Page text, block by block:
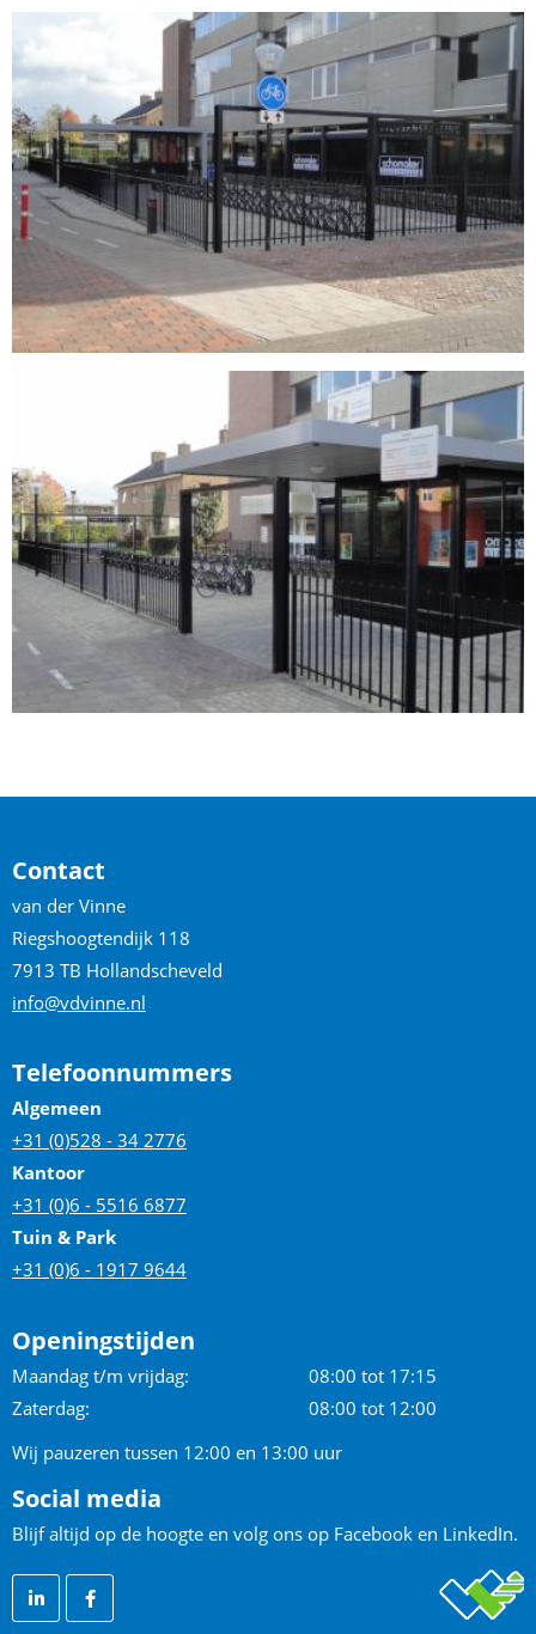
Contact
van der Vinne
Riegshoogtendijk 118
7913 TB Hollandscheveld
info@vdvinne.nl
Telefoonnummers
Algemeen
+31 (0)528 - 34 2776
Kantoor
+31 (0)6 - 5516 6877
Tuin & Park
+31 (0)6 - 1917 9644
Openingstijden
Maandag t/m vrijdag:
08:00 tot 17:15
Zaterdag:
08:00 tot 12:00
Wij pauzeren tussen 12:00 en 13:00 uur
Social media
Blijf altijd op de hoogte en volg ons op Facebook en LinkedIn.